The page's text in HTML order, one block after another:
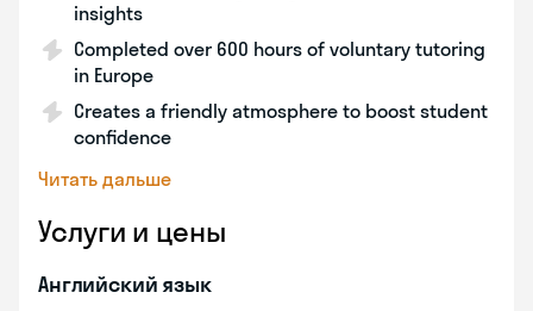
insights
Completed over 600 hours of voluntary tutoring
in Europe
Creates a friendly atmosphere to boost student
confidence
Читать дальше
Услуги и цены
Английский язык